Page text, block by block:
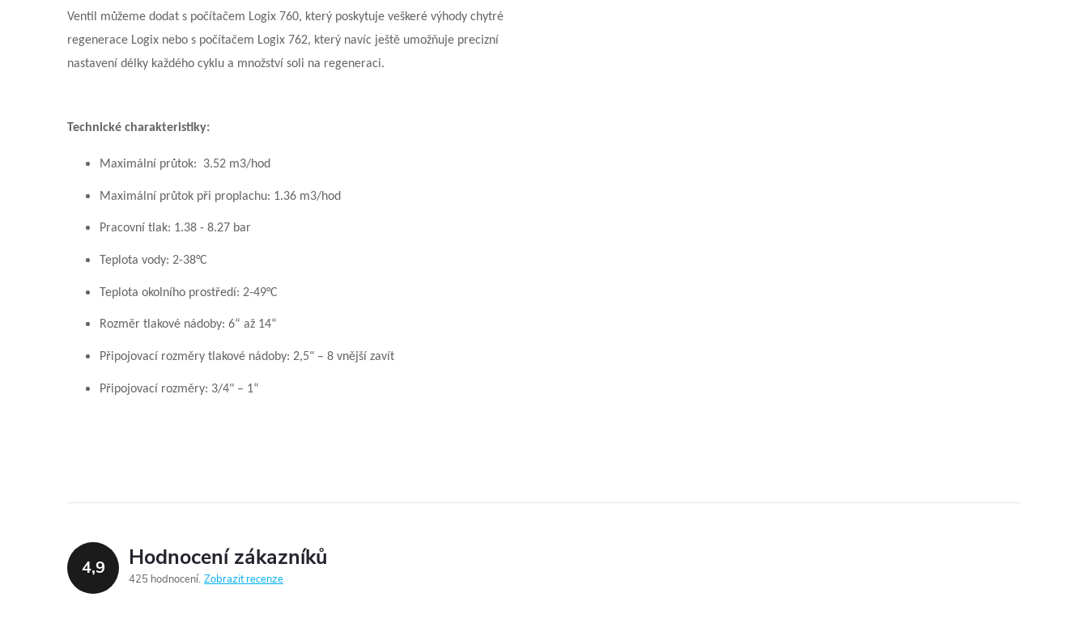
Ventil můžeme dodat s počítačem Logix 760, který poskytuje veškeré výhody chytré
regenerace Logix nebo s počítačem Logix 762, který navíc ještě umožňuje precizní
nastavení délky každého cyklu a množství soli na regeneraci.
Technické charakteristiky:
Maximální průtok: 3.52 m3/hod
Maximální průtok při proplachu: 1.36 m3/hod
Pracovní tlak: 1.38 - 8.27 bar
Teplota vody: 2-38°C
Teplota okolního prostředí: 2-49°C
Rozměr tlakové nádoby: 6“ až 14“
Připojovací rozměry tlakové nádoby: 2,5" – 8 vnější zavít
Připojovací rozměry: 3/4" – 1“
4,9 Hodnocení zákazníků
425 hodnocení Zobrazit recenze